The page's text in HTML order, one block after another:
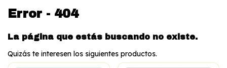
Error - 404
La página que estás buscando no existe.
Quizás te interesen los siguientes productos.